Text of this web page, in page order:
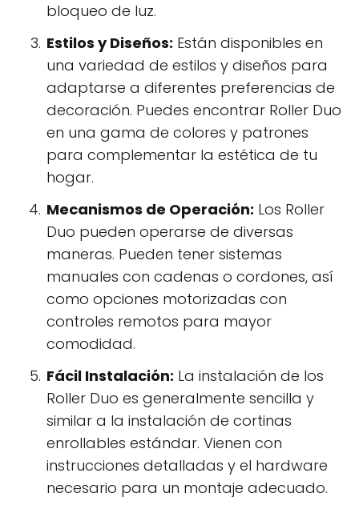
bloqueo de luz.
Estilos y Diseños: Están disponibles en
una variedad de estilos y diseños para
adaptarse a diferentes preferencias de
decoración. Puedes encontrar Roller Duo
en una gama de colores y patrones
para complementar la estética de tu
hogar.
Mecanismos de Operación: Los Roller
Duo pueden operarse de diversas
maneras. Pueden tener sistemas
manuales con cadenas o cordones, así
como opciones motorizadas con
controles remotos para mayor
comodidad.
Fácil Instalación: La instalación de los
Roller Duo es generalmente sencilla y
similar a la instalación de cortinas
enrollables estándar. Vienen con
instrucciones detalladas y el hardware
necesario para un montaje adecuado.